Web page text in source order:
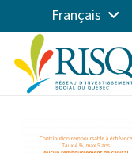
Français